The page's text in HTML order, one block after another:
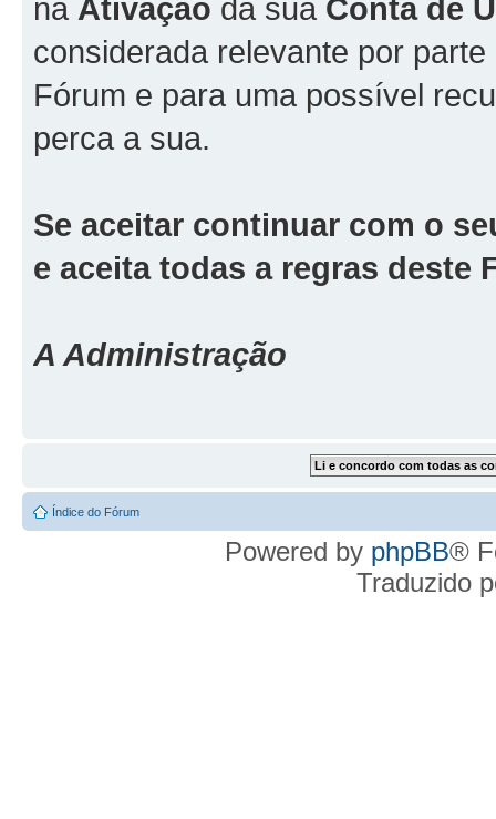
na Ativação da sua Conta de
considerada relevante por
Fórum e para uma possível
perca a sua.
Se aceitar continuar com o
e aceita todas a regras deste
A Administração
Índice do Fórum
Powered by phpBB®
Traduzido